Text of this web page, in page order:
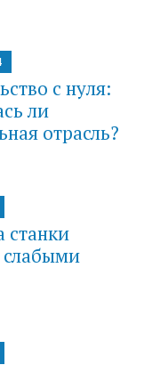
с нуля:
ли
отрасль?
станки
слабыми